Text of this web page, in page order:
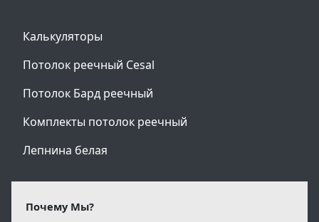
Калькуляторы
Потолок реечный Cesal
Потолок Бард реечный
Комплекты потолок реечный
Лепнина белая
Почему Мы?